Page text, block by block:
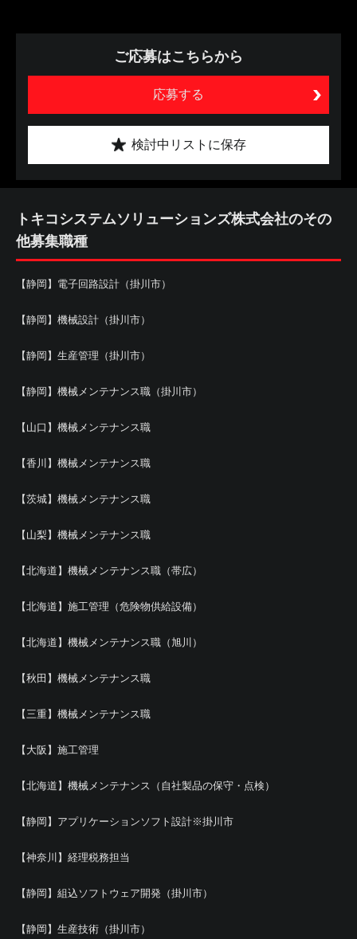
ご応募はこちらから
応募する
検討中リストに保存
トキコシステムソリューションズ株式会社のその
他募集職種
【静岡】電子回路設計（掛川市）
【静岡】機械設計（掛川市）
【静岡】生産管理（掛川市）
【静岡】機械メンテナンス職（掛川市）
【山口】機械メンテナンス職
【香川】機械メンテナンス職
【茨城】機械メンテナンス職
【山梨】機械メンテナンス職
【北海道】機械メンテナンス職（帯広）
【北海道】施工管理（危険物供給設備）
【北海道】機械メンテナンス職（旭川）
【秋田】機械メンテナンス職
【三重】機械メンテナンス職
【大阪】施工管理
【北海道】機械メンテナンス（自社製品の保守・点検）
【静岡】アプリケーションソフト設計※掛川市
【神奈川】経理税務担当
【静岡】組込ソフトウェア開発（掛川市）
【静岡】生産技術（掛川市）